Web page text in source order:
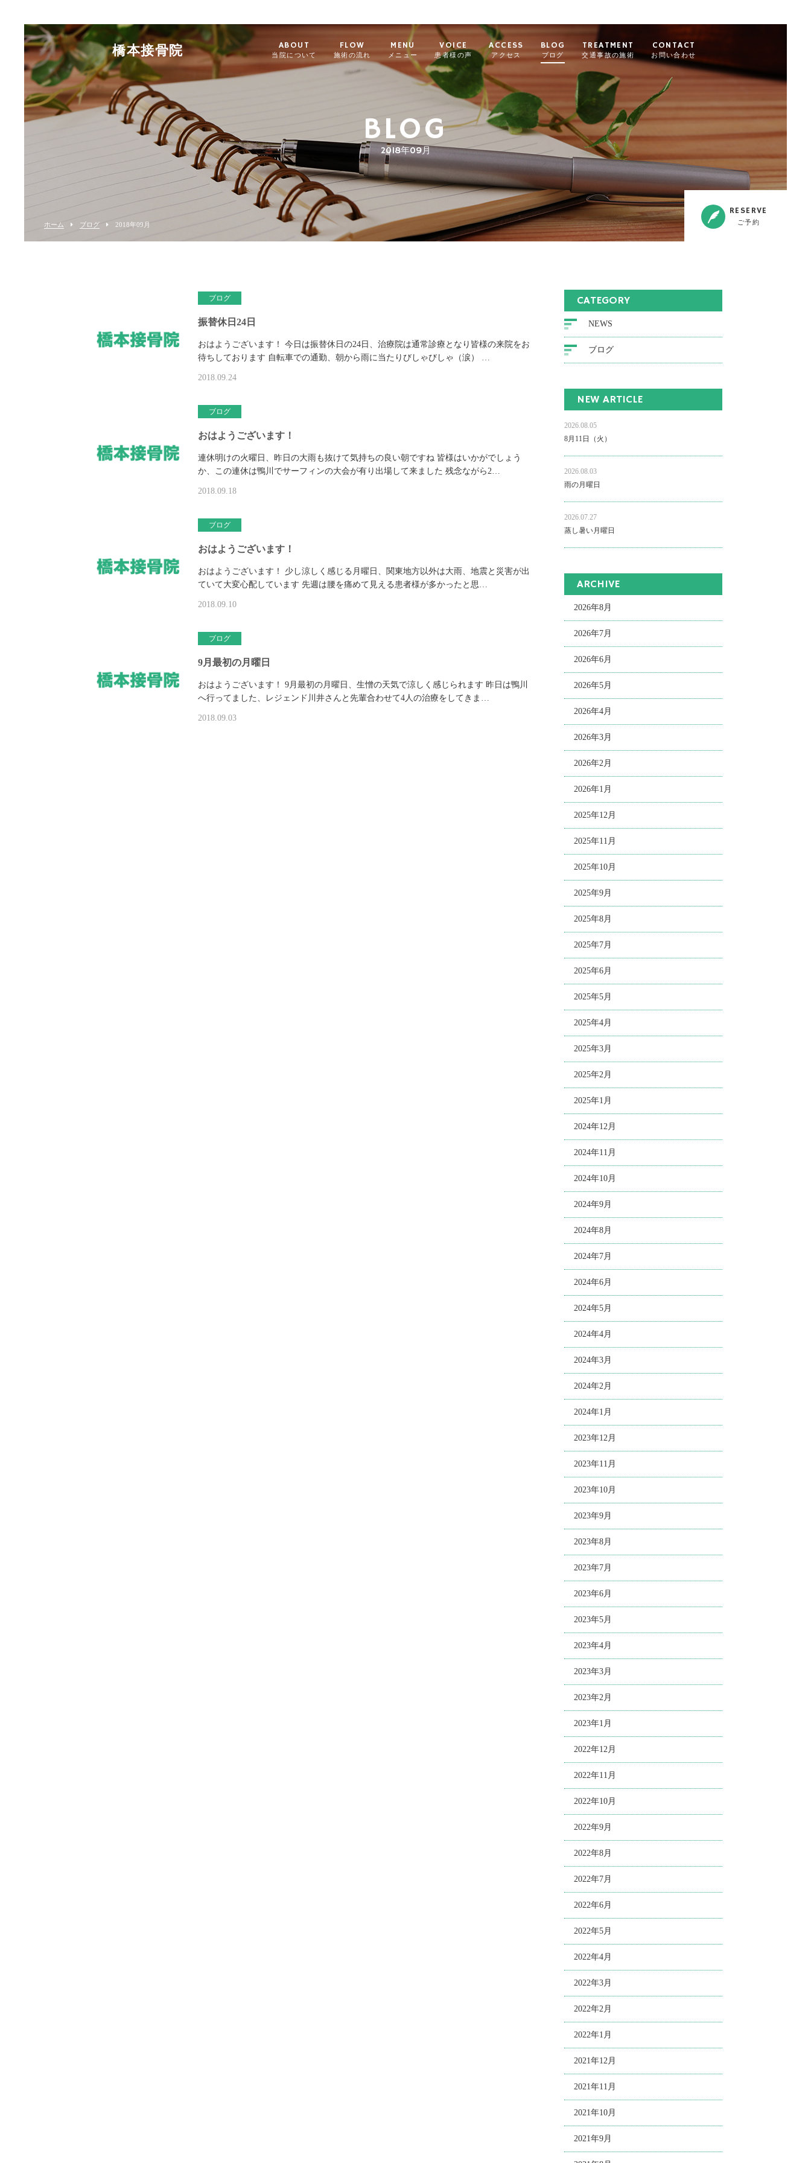
橋本接骨院 ABOUT
当院について
FLOW
施術の流れ
MENU
メニュー
VOICE
患者様の声
ACCESS
アクセス
BLOG
ブログ
TREATMENT
交通事故の施術
CONTACT
お問い合わせ
BLOG
2018年09月
ホーム ブログ 2018年09月
RESERVE
ご予約
ブログ
振替休日24日
おはようございます！ 今日は振替休日の24日、治療院は通常診療となり皆様の来院をお
待ちしております 自転車での通勤、朝から雨に当たりびしゃびしゃ（涙） …
2018.09.24
ブログ
おはようございます！
連休明けの火曜日、昨日の大雨も抜けて気持ちの良い朝ですね 皆様はいかがでしょう
か、この連休は鴨川でサーフィンの大会が有り出場して来ました 残念ながら2…
2018.09.18
ブログ
おはようございます！
おはようございます！ 少し涼しく感じる月曜日、関東地方以外は大雨、地震と災害が出
ていて大変心配しています 先週は腰を痛めて見える患者様が多かったと思…
2018.09.10
ブログ
9月最初の月曜日
おはようございます！ 9月最初の月曜日、生憎の天気で涼しく感じられます 昨日は鴨川
へ行ってました、レジェンド川井さんと先輩合わせて4人の治療をしてきま…
2018.09.03
CATEGORY
NEWS
ブログ
NEW ARTICLE
2026.08.05
8月11日（火）
2026.08.03
雨の月曜日
2026.07.27
蒸し暑い月曜日
ARCHIVE
2026年8月
2026年7月
2026年6月
2026年5月
2026年4月
2026年3月
2026年2月
2026年1月
2025年12月
2025年11月
2025年10月
2025年9月
2025年8月
2025年7月
2025年6月
2025年5月
2025年4月
2025年3月
2025年2月
2025年1月
2024年12月
2024年11月
2024年10月
2024年9月
2024年8月
2024年7月
2024年6月
2024年5月
2024年4月
2024年3月
2024年2月
2024年1月
2023年12月
2023年11月
2023年10月
2023年9月
2023年8月
2023年7月
2023年6月
2023年5月
2023年4月
2023年3月
2023年2月
2023年1月
2022年12月
2022年11月
2022年10月
2022年9月
2022年8月
2022年7月
2022年6月
2022年5月
2022年4月
2022年3月
2022年2月
2022年1月
2021年12月
2021年11月
2021年10月
2021年9月